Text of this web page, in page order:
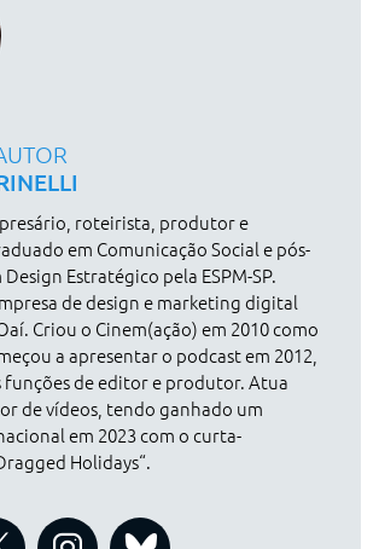
roteirista, produtor e
em Comunicação Social e pós-
Estratégico pela ESPM-SP.
de design e marketing digital
Criou o Cinem(ação) em 2010 como
a apresentar o podcast em 2012,
funções de editor e produtor. Atua
de vídeos, tendo ganhado um
em 2023 com o curta-
Holidays“.